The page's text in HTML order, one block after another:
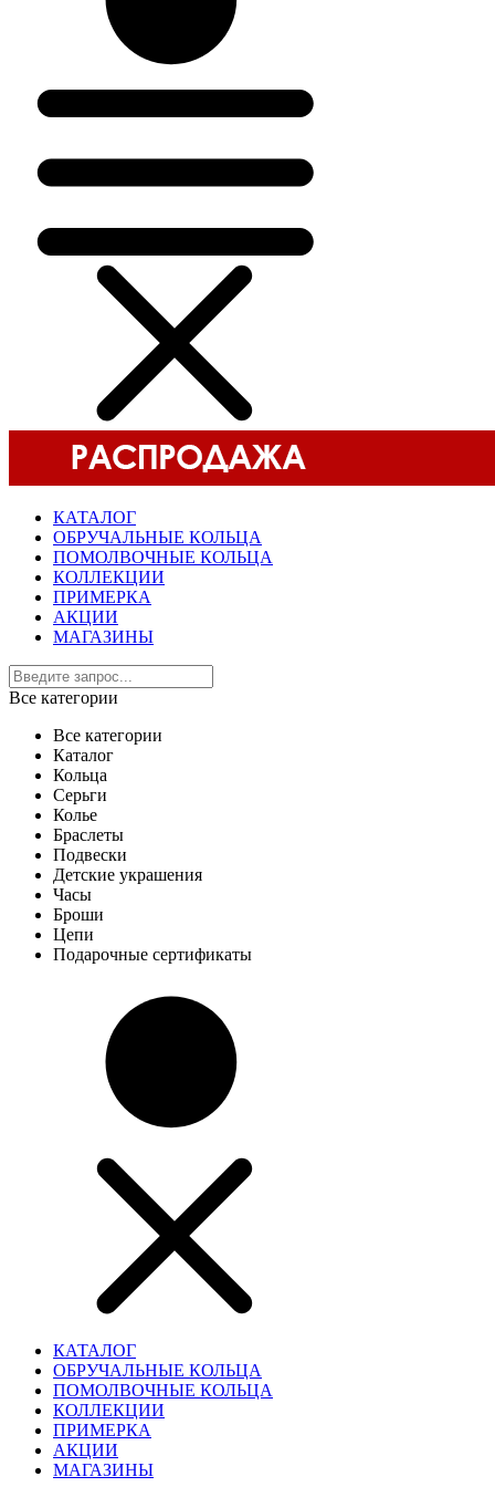
КАТАЛОГ
ОБРУЧАЛЬНЫЕ КОЛЬЦА
ПОМОЛВОЧНЫЕ КОЛЬЦА
КОЛЛЕКЦИИ
ПРИМЕРКА
АКЦИИ
МАГАЗИНЫ
Все категории
Все категории
Каталог
Кольца
Серьги
Колье
Браслеты
Подвески
Детские украшения
Часы
Броши
Цепи
Подарочные сертификаты
КАТАЛОГ
ОБРУЧАЛЬНЫЕ КОЛЬЦА
ПОМОЛВОЧНЫЕ КОЛЬЦА
КОЛЛЕКЦИИ
ПРИМЕРКА
АКЦИИ
МАГАЗИНЫ